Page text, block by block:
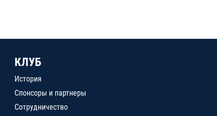
КЛУБ
История
Спонсоры и партнеры
Сотрудничество